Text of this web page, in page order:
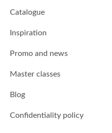
Catalogue
Inspiration
Promo and news
Master classes
Blog
Confidentiality policy